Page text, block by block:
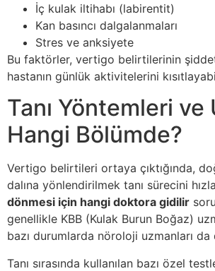
İç kulak iltihabı (labirentit)
Kan basıncı dalgalanmaları
Stres ve anksiyete
Bu faktörler, vertigo belirtilerinin
hastanın günlük aktivitelerini
Tanı Yöntemleri ve
Hangi Bölümde?
Vertigo belirtileri ortaya çıktığında,
dalına yönlendirilmek tanı sürecini
dönmesi için hangi doktora gidilir
genellikle KBB (Kulak Burun Boğaz)
bazı durumlarda nöroloji uzmanları
Tanı sırasında kullanılan bazı özel